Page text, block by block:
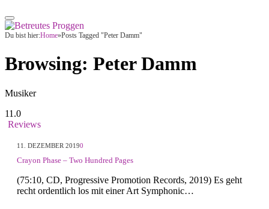
Du bist hier:Home»Posts Tagged "Peter Damm"
Browsing: Peter Damm
Musiker
11.0
Reviews
11. DEZEMBER 20190
Crayon Phase – Two Hundred Pages
(75:10, CD, Progressive Promotion Records, 2019) Es geht
recht ordentlich los mit einer Art Symphonic…